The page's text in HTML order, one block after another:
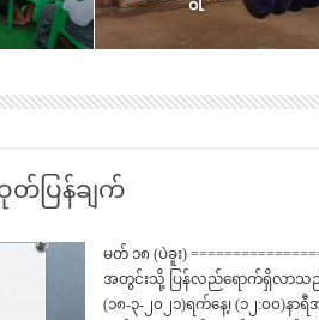
ပြန်ချက်
မတ် ၁၈ (ပဲခူး)
အတွင်းသို့ ပြန်လည်ရောက်ရှိလာသည့်
(၁၈-၃-၂၀၂၁)ရက်နေ့၊ (၁၂:၀၀)